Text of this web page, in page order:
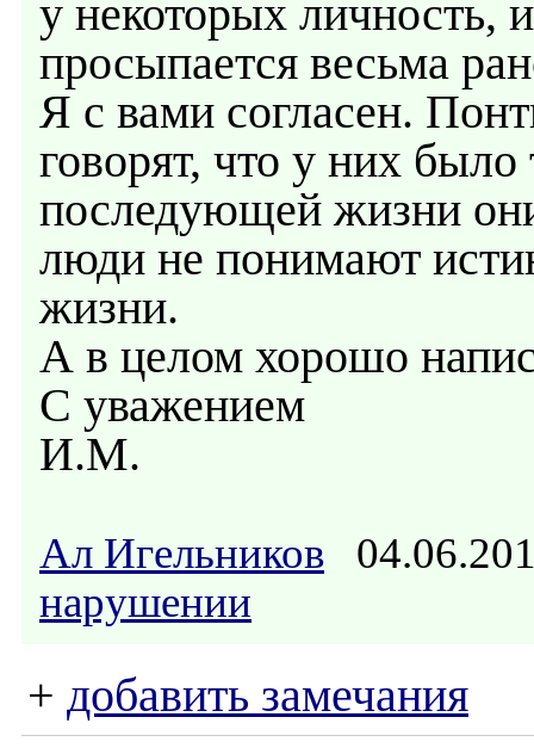
у некоторых личность,
просыпается весьма
Я с вами согласен.
говорят, что у них
последующей жизни
люди не понимают
жизни.
А в целом хорошо
С уважением
И.М.
Ал Игельников
нарушении
+ добавить замечания